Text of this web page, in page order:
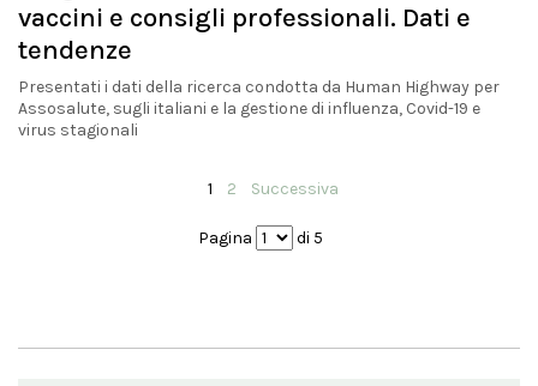
vaccini e consigli professionali. Dati e
tendenze
Presentati i dati della ricerca condotta da Human Highway per
Assosalute, sugli italiani e la gestione di influenza, Covid-19 e
virus stagionali
1 2 Successiva
Pagina di 5